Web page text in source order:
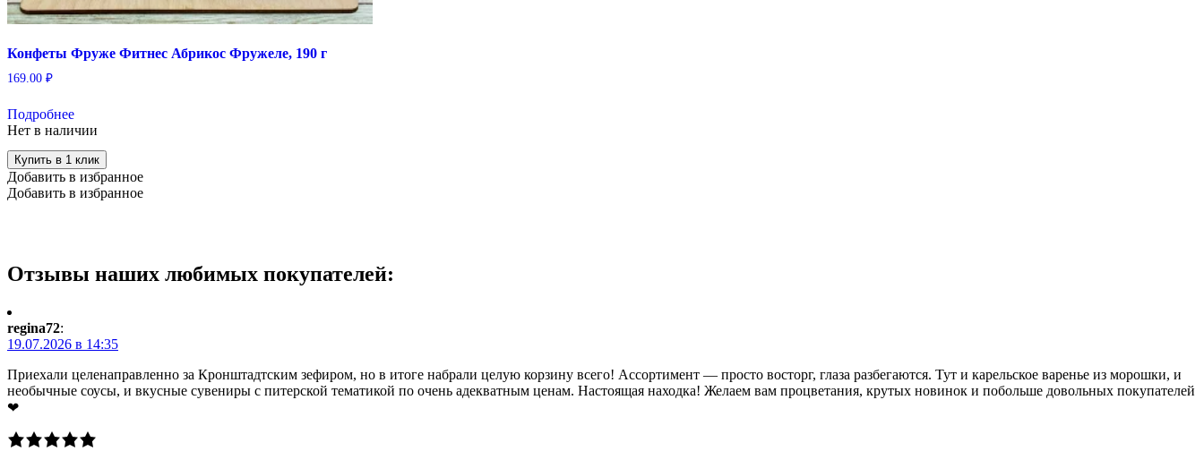
Конфеты Фруже Фитнес Абрикос Фружеле, 190 г
169.00 ₽
Подробнее
Нет в наличии
Купить в 1 клик
Добавить в избранное
Добавить в избранное
Отзывы наших любимых покупателей:
regina72:
19.07.2026 в 14:35
Приехали целенаправленно за Кронштадтским зефиром, но в итоге набрали целую корзину всего! Ассортимент — просто восторг, глаза разбегаются. Тут и карельское варенье из морошки, и
необычные соусы, и вкусные сувениры с питерской тематикой по очень адекватным ценам. Настоящая находка! Желаем вам процветания, крутых новинок и побольше довольных покупателей
❤